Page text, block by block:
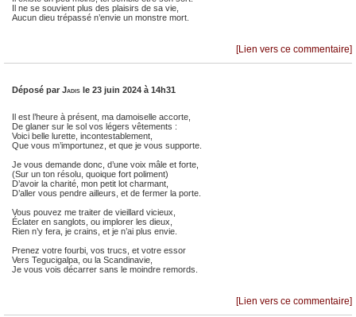
Il ne se souvient plus des plaisirs de sa vie,
Aucun dieu trépassé n’envie un monstre mort.
[Lien vers ce commentaire]
Déposé par Jadis le 23 juin 2024 à 14h31
Il est l’heure à présent, ma damoiselle accorte,
De glaner sur le sol vos légers vêtements :
Voici belle lurette, incontestablement,
Que vous m’importunez, et que je vous supporte.
Je vous demande donc, d’une voix mâle et forte,
(Sur un ton résolu, quoique fort poliment)
D’avoir la charité, mon petit lot charmant,
D’aller vous pendre ailleurs, et de fermer la porte.
Vous pouvez me traiter de vieillard vicieux,
Éclater en sanglots, ou implorer les dieux,
Rien n’y fera, je crains, et je n’ai plus envie.
Prenez votre fourbi, vos trucs, et votre essor
Vers Tegucigalpa, ou la Scandinavie,
Je vous vois décarrer sans le moindre remords.
[Lien vers ce commentaire]